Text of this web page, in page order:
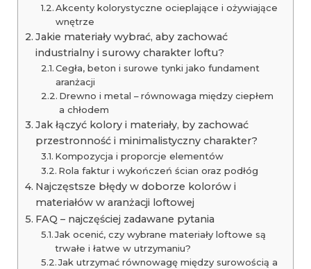
Akcenty kolorystyczne ocieplające i ożywiające
wnętrze
Jakie materiały wybrać, aby zachować
industrialny i surowy charakter loftu?
Cegła, beton i surowe tynki jako fundament
aranżacji
Drewno i metal – równowaga między ciepłem
a chłodem
Jak łączyć kolory i materiały, by zachować
przestronność i minimalistyczny charakter?
Kompozycja i proporcje elementów
Rola faktur i wykończeń ścian oraz podłóg
Najczęstsze błędy w doborze kolorów i
materiałów w aranżacji loftowej
FAQ – najczęściej zadawane pytania
Jak ocenić, czy wybrane materiały loftowe są
trwałe i łatwe w utrzymaniu?
Jak utrzymać równowagę między surowością a